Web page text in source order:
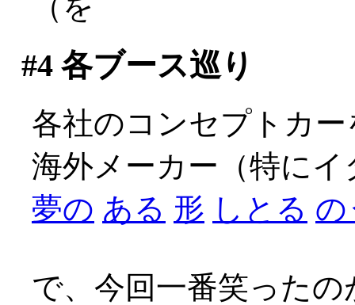
（を
#4各ブース巡り
各社のコンセプトカ
海外メーカー（特に
夢の ある 形 しとる の
で、今回一番笑った